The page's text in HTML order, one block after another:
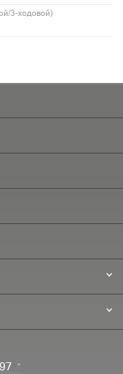
3-ходовой)